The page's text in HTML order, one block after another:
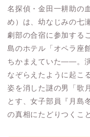
名探偵・金田一耕助の
め）は、幼なじみの七
劇部の合宿に参加する
島のホテル「オペラ座
ちかまえていた――。
なぞらえたように起こ
姿を消した謎の男「歌
とす、女子部員『月
の真相にたどりつくこ